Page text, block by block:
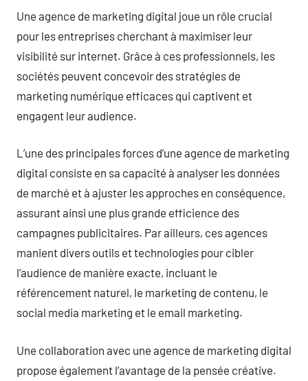
Une agence de marketing digital joue un rôle crucial
pour les entreprises cherchant à maximiser leur
visibilité sur internet. Grâce à ces professionnels, les
sociétés peuvent concevoir des stratégies de
marketing numérique efficaces qui captivent et
engagent leur audience.
L’une des principales forces d’une agence de marketing
digital consiste en sa capacité à analyser les données
de marché et à ajuster les approches en conséquence,
assurant ainsi une plus grande efficience des
campagnes publicitaires. Par ailleurs, ces agences
manient divers outils et technologies pour cibler
l’audience de manière exacte, incluant le
référencement naturel, le marketing de contenu, le
social media marketing et le email marketing.
Une collaboration avec une agence de marketing digital
propose également l’avantage de la pensée créative.